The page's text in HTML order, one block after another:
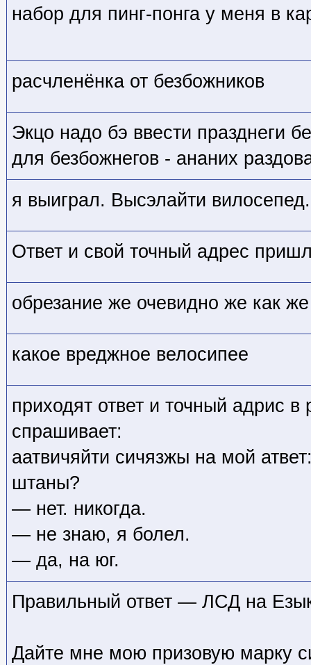
набор для пинг-понга у меня в
расчленёнка от безбожников
Экцо надо бэ ввести празднеги
для безбожнегов - ананих
я выиграл. Высэлайти вилосепед.
Ответ и свой точный адрес
обрезание же очевидно же как
какое вреджное велосипее
приходят ответ и точный адрис
спрашивает:
аатвичяйти сичязжы на мой
штаны?
— нет. никогда.
— не знаю, я болел.
— да, на юг.
Правильный ответ — ЛСД на
Дайте мне мою призовую марку